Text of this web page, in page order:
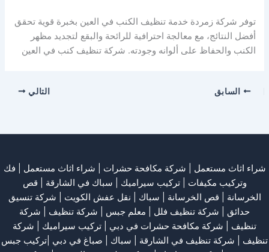
توفر شركة زمردة خدمة تنظيف الكنب في العين بخبرة قوية تحقق
أفضل النتائج، مع معالجة احترافية للرائحة والبقع لتجديد مظهر
الكنب والحفاظ على ألوانه وجودته. شركة تنظيف كنب في العين
السابق التالي
شراء اثاث مستعمل شركة مكافحة حشرات شراء اثاث مستعمل
فك
وتركيب مكيفات | تركيب سيراميك | سباك في الشارقة
قص
الخرسانة | قص الخرسانة | سباك نقل عفش الكويت
شركة تنسيق
حدائق
شركة تنظيف فلل معلم جبس شركة تنظيف
شركة
تنظيف
شركة مكافحة حشرات في دبي تركيب سيراميك
شركة
تنظيف
شركة تنظيف في الشارقة | سباك | صباغ في دبي |تركيب جبس